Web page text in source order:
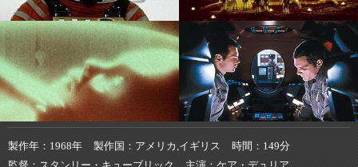
製作年 1968年 製作国 アメリカ,イギリス 時間
149分